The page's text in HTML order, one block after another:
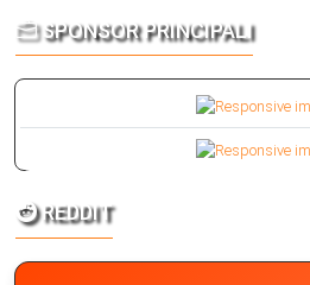
SPONSOR PRINCIPALI
REDDIT